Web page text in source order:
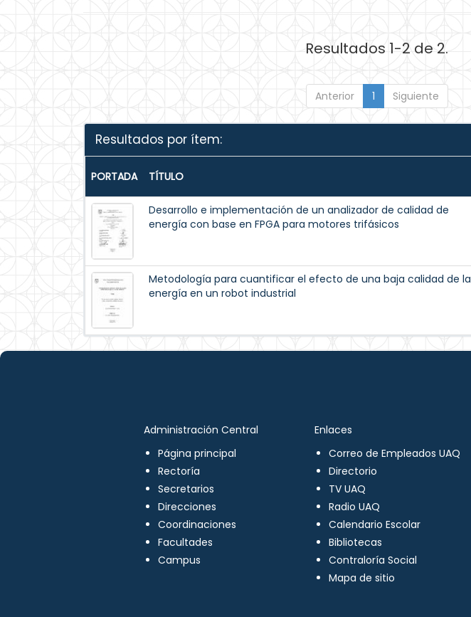
Resultados 1-2 de 2.
Anterior 1 Siguiente
Resultados por ítem:
PORTADA TÍTULO
Desarrollo e implementación de un analizador de calidad de
energía con base en FPGA para motores trifásicos
Metodología para cuantificar el efecto de una baja calidad de la
energía en un robot industrial
Administración Central
Página principal
Rectoría
Secretarios
Direcciones
Coordinaciones
Facultades
Campus
Enlaces
Correo de Empleados UAQ
Directorio
TV UAQ
Radio UAQ
Calendario Escolar
Bibliotecas
Contraloría Social
Mapa de sitio